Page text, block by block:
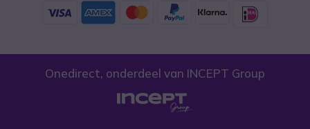
Onedirect, onderdeel van INCEPT Group